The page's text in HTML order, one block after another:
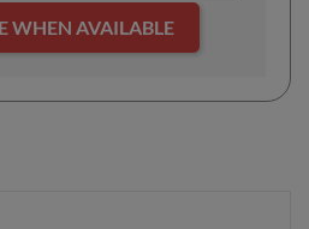
WHEN AVAILABLE